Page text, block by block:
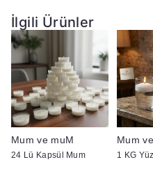
İlgili Ürünler
Mum ve muM
24 Lü Kapsül Mum
Mum